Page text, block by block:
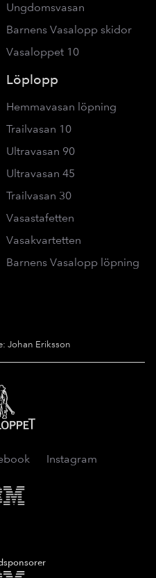
Ungdomsvasan
Barnens Vasalopp skidor
Vasaloppet 10
Löplopp
Hemmavasan löpning
Trailvasan 10
Ultravasan 90
Ultravasan 45
Trailvasan 30
Vasastafetten
Vasakvartetten
Barnens Vasalopp löpning
Johan Eriksson
Instagram